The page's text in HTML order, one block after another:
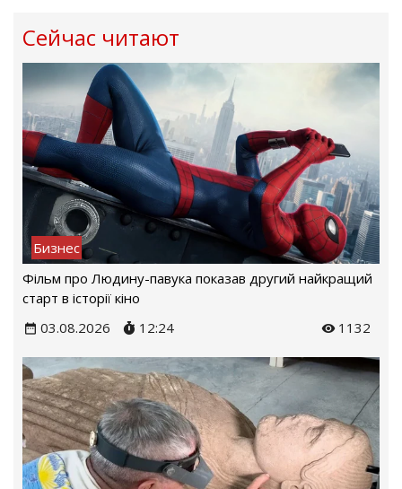
Сейчас читают
Бизнес
Фільм про Людину-павука показав другий найкращий
старт в історії кіно
03.08.2026
12:24 1132